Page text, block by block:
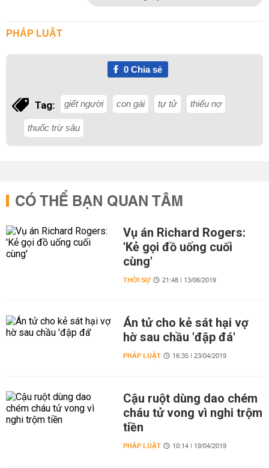
PHÁP LUẬT
0Chia sẻ
Tag: giết người con gái tự tử thiếu nợ
thuốc trừ sâu
CÓ THỂ BẠN QUAN TÂM
Vụ án Richard Rogers:
'Kẻ gọi đồ uống cuối
cùng'
THỜI SỰ 21:48 | 13/06/2019
Án tử cho kẻ sát hại vợ
hờ sau chầu 'đập đá'
PHÁP LUẬT 16:35 | 23/04/2019
Cậu ruột dùng dao chém
cháu tử vong vì nghi trộm
tiền
PHÁP LUẬT 10:14 | 19/04/2019